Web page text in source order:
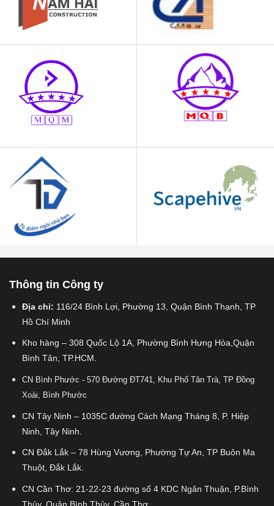
Thông tin Công ty
Địa chỉ: 116/24 Bình Lợi, Phường 13, Quận Bình Thạnh, TP
Hồ Chí Minh
Kho hàng – 308 Quốc Lộ 1A, Phường Bình Hưng Hòa,Quận
Bình Tân, TP.HCM.
CN Bình Phước - 570 Đường ĐT741, Khu Phố Tân Trà, TP Đồng
Xoài, Bình Phước
CN Tây Ninh – 1035C đường Cách Mạng Tháng 8, P. Hiệp
Ninh, Tây Ninh.
CN Đắk Lắk – 78 Hùng Vương, Phường Tự An, TP Buôn Ma
Thuột, Đắk Lắk.
CN Cần Thơ: 21-22-23 đường số 4 KDC Ngân Thuận, P.Bình